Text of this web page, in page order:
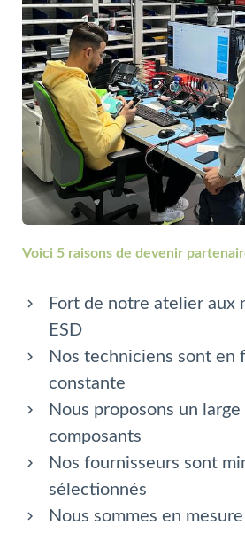
Voici 5 raisons de devenir
Fort de notre atelier aux
ESD
Nos techniciens sont en
constante
Nous proposons un
composants
Nos fournisseurs sont
sélectionnés
Nous sommes en